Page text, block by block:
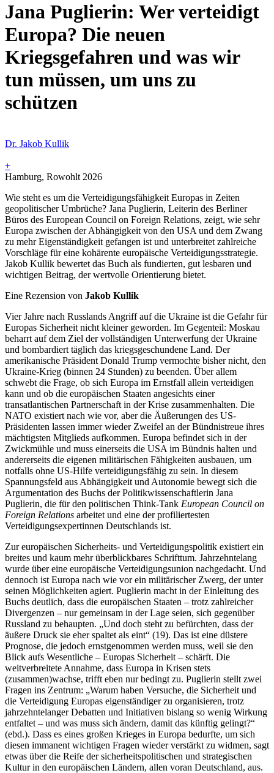
Jana Puglierin: Wer verteidigt
Europa? Die neuen
Kriegsgefahren und was wir
tun müssen, um uns zu
schützen
Dr. Jakob Kullik
+
Hamburg, Rowohlt 2026
Wie steht es um die Verteidigungsfähigkeit Europas in Zeiten
geopolitischer Umbrüche? Jana Puglierin, Leiterin des Berliner
Büros des European Council on Foreign Relations, zeigt, wie sehr
Europa zwischen der Abhängigkeit von den USA und dem Zwang
zu mehr Eigenständigkeit gefangen ist und unterbreitet zahlreiche
Vorschläge für eine kohärente europäische Verteidigungsstrategie.
Jakob Kullik bewertet das Buch als fundierten, gut lesbaren und
wichtigen Beitrag, der wertvolle Orientierung bietet.
Eine Rezension von Jakob Kullik
Vier Jahre nach Russlands Angriff auf die Ukraine ist die Gefahr für
Europas Sicherheit nicht kleiner geworden. Im Gegenteil: Moskau
beharrt auf dem Ziel der vollständigen Unterwerfung der Ukraine
und bombardiert täglich das kriegsgeschundene Land. Der
amerikanische Präsident Donald Trump vermochte bisher nicht, den
Ukraine-Krieg (binnen 24 Stunden) zu beenden. Über allem
schwebt die Frage, ob sich Europa im Ernstfall allein verteidigen
kann und ob die europäischen Staaten angesichts einer
transatlantischen Partnerschaft in der Krise zusammenhalten. Die
NATO existiert nach wie vor, aber die Äußerungen des US-
Präsidenten lassen immer wieder Zweifel an der Bündnistreue ihres
mächtigsten Mitglieds aufkommen. Europa befindet sich in der
Zwickmühle und muss einerseits die USA im Bündnis halten und
andererseits die eigenen militärischen Fähigkeiten ausbauen, um
notfalls ohne US-Hilfe verteidigungsfähig zu sein. In diesem
Spannungsfeld aus Abhängigkeit und Autonomie bewegt sich die
Argumentation des Buchs der Politikwissenschaftlerin Jana
Puglierin, die für den politischen Think-Tank European Council on
Foreign Relations arbeitet und eine der profiliertesten
Verteidigungsexpertinnen Deutschlands ist.
Zur europäischen Sicherheits- und Verteidigungspolitik existiert ein
breites und kaum mehr überblickbares Schrifttum. Jahrzehntelang
wurde über eine europäische Verteidigungsunion nachgedacht. Und
dennoch ist Europa nach wie vor ein militärischer Zwerg, der unter
seinen Möglichkeiten agiert. Puglierin macht in der Einleitung des
Buchs deutlich, dass die europäischen Staaten – trotz zahlreicher
Divergenzen – nur gemeinsam in der Lage seien, sich gegenüber
Russland zu behaupten. „Und doch steht zu befürchten, dass der
äußere Druck sie eher spaltet als eint“ (19). Das ist eine düstere
Prognose, die jedoch ernstgenommen werden muss, weil sie den
Blick aufs Wesentliche – Europas Sicherheit – schärft. Die
weitverbreitete Annahme, dass Europa in Krisen stets
(zusammen)wachse, trifft eben nur bedingt zu. Puglierin stellt zwei
Fragen ins Zentrum: „Warum haben Versuche, die Sicherheit und
die Verteidigung Europas eigenständiger zu organisieren, trotz
jahrzehntelanger Debatten und Initiativen bislang so wenig Wirkung
entfaltet – und was muss sich ändern, damit das künftig gelingt?“
(ebd.). Dass es eines großen Krieges in Europa bedurfte, um sich
diesen immanent wichtigen Fragen wieder verstärkt zu widmen, sagt
etwas über die Reife der sicherheitspolitischen und strategischen
Kultur in den europäischen Ländern, allen voran Deutschland, aus.